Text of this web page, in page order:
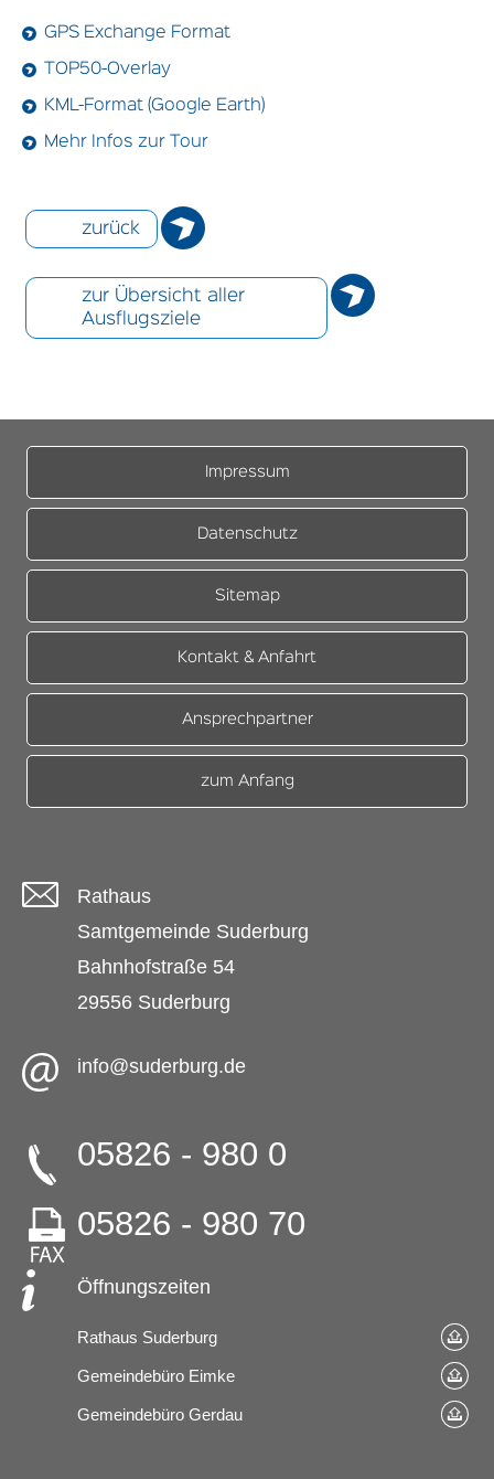
GPS Exchange Format
TOP50-Overlay
KML-Format (Google Earth)
Mehr Infos zur Tour
zurück
zur Übersicht aller
Ausflugsziele
Impressum
Datenschutz
Sitemap
Kontakt & Anfahrt
Ansprechpartner
zum Anfang
Rathaus
Samtgemeinde Suderburg
Bahnhofstraße 54
29556 Suderburg
info@suderburg.de
05826 - 980 0
05826 - 980 70
Öffnungszeiten
Rathaus Suderburg
Gemeindebüro Eimke
Gemeindebüro Gerdau